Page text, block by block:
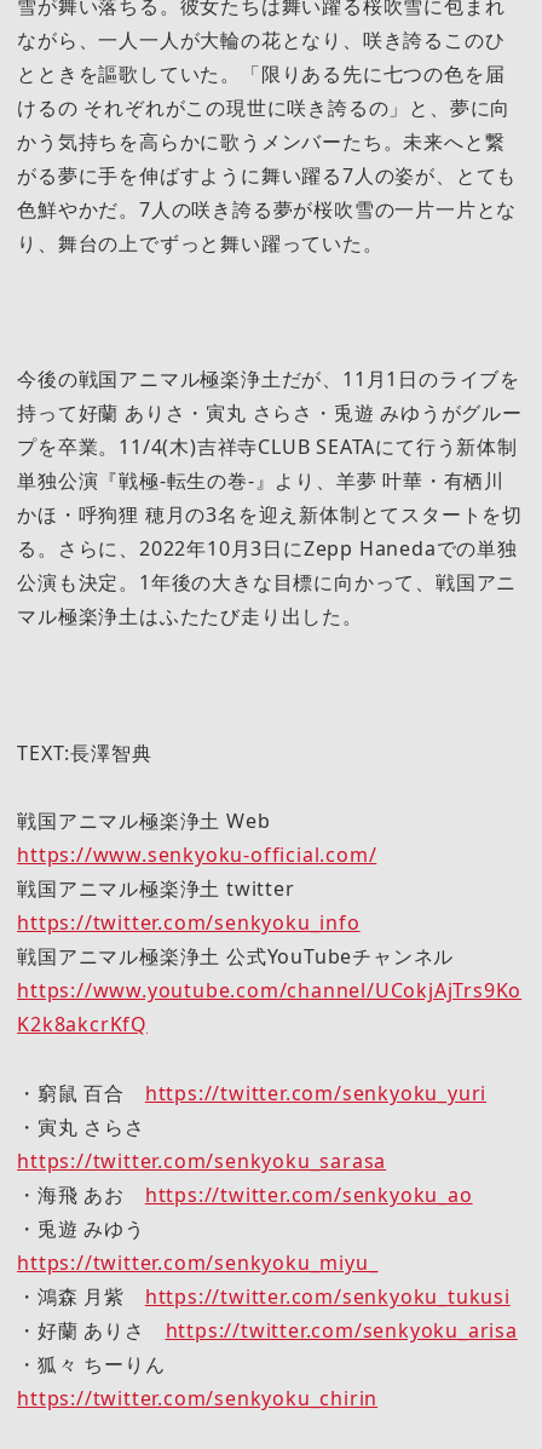
雪が舞い落ちる。彼女たちは舞い躍る桜吹雪に包まれ
ながら、一人一人が大輪の花となり、咲き誇るこのひ
とときを謳歌していた。「限りある先に七つの色を届
けるの それぞれがこの現世に咲き誇るの」と、夢に向
かう気持ちを高らかに歌うメンバーたち。未来へと繋
がる夢に手を伸ばすように舞い躍る7人の姿が、とても
色鮮やかだ。7人の咲き誇る夢が桜吹雪の一片一片とな
り、舞台の上でずっと舞い躍っていた。
今後の戦国アニマル極楽浄土だが、11月1日のライブを
持って好蘭 ありさ・寅丸 さらさ・兎遊 みゆうがグルー
プを卒業。11/4(木)吉祥寺CLUB SEATAにて行う新体制
単独公演『戦極-転生の巻-』より、羊夢 叶華・有栖川
かほ・呼狗狸 穂月の3名を迎え新体制とてスタートを切
る。さらに、2022年10月3日にZepp Hanedaでの単独
公演も決定。1年後の大きな目標に向かって、戦国アニ
マル極楽浄土はふたたび走り出した。
TEXT:長澤智典
戦国アニマル極楽浄土 Web
https://www.senkyoku-official.com/
戦国アニマル極楽浄土 twitter
https://twitter.com/senkyoku_info
戦国アニマル極楽浄土 公式YouTubeチャンネル
https://www.youtube.com/channel/UCokjAjTrs9Ko
K2k8akcrKfQ
・窮鼠 百合 https://twitter.com/senkyoku_yuri
・寅丸 さらさ
https://twitter.com/senkyoku_sarasa
・海飛 あお https://twitter.com/senkyoku_ao
・兎遊 みゆう
https://twitter.com/senkyoku_miyu_
・鴻森 月紫 https://twitter.com/senkyoku_tukusi
・好蘭 ありさ https://twitter.com/senkyoku_arisa
・狐々 ちーりん
https://twitter.com/senkyoku_chirin